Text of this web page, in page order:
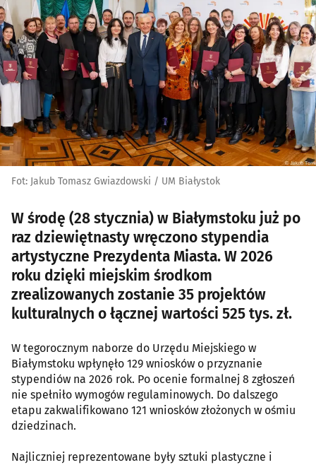
Fot: Jakub Tomasz Gwiazdowski / UM Białystok
W środę (28 stycznia) w Białymstoku już po
raz dziewiętnasty wręczono stypendia
artystyczne Prezydenta Miasta. W 2026
roku dzięki miejskim środkom
zrealizowanych zostanie 35 projektów
kulturalnych o łącznej wartości 525 tys. zł.
W tegorocznym naborze do Urzędu Miejskiego w
Białymstoku wpłynęło 129 wniosków o przyznanie
stypendiów na 2026 rok. Po ocenie formalnej 8 zgłoszeń
nie spełniło wymogów regulaminowych. Do dalszego
etapu zakwalifikowano 121 wniosków złożonych w ośmiu
dziedzinach.
Najliczniej reprezentowane były sztuki plastyczne i